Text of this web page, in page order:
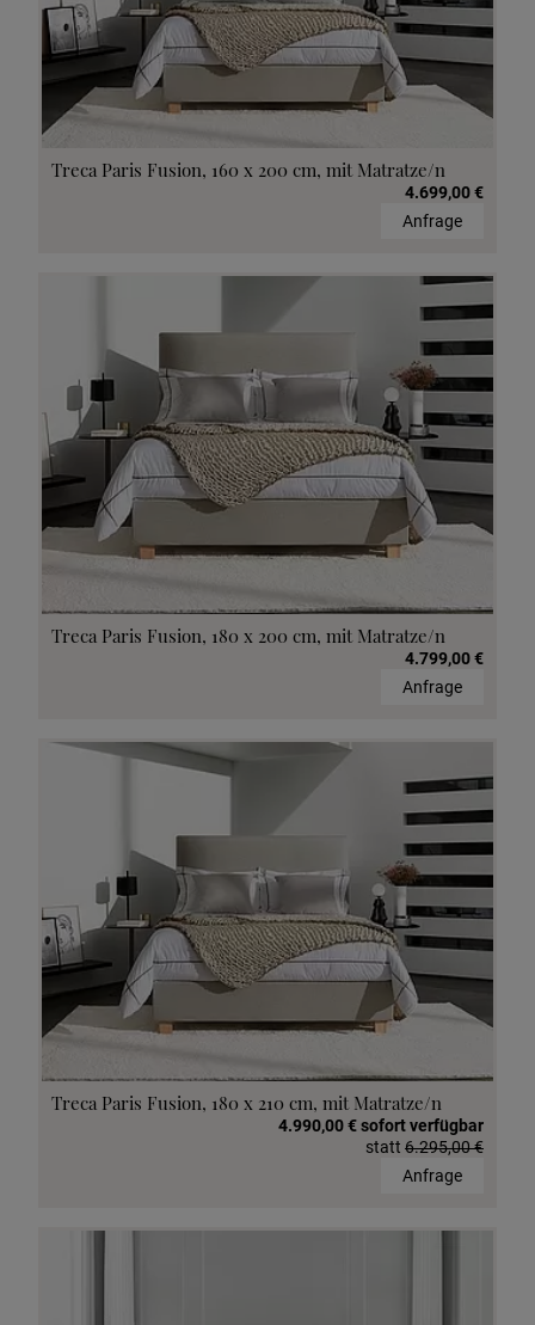
Treca Paris Fusion, 160 x 200 cm, mit Matratze/n
4.699,00 €
Anfrage
Treca Paris Fusion, 180 x 200 cm, mit Matratze/n
4.799,00 €
Anfrage
Treca Paris Fusion, 180 x 210 cm, mit Matratze/n
4.990,00 € sofort verfügbar
statt 6.295,00 €
Anfrage